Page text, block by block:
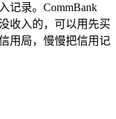
记录。CommBank
收入的，可以用先买
用局，慢慢把信用记